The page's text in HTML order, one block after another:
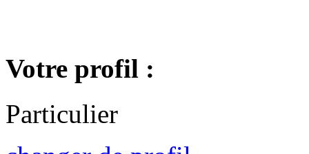
Votre profil :
Particulier